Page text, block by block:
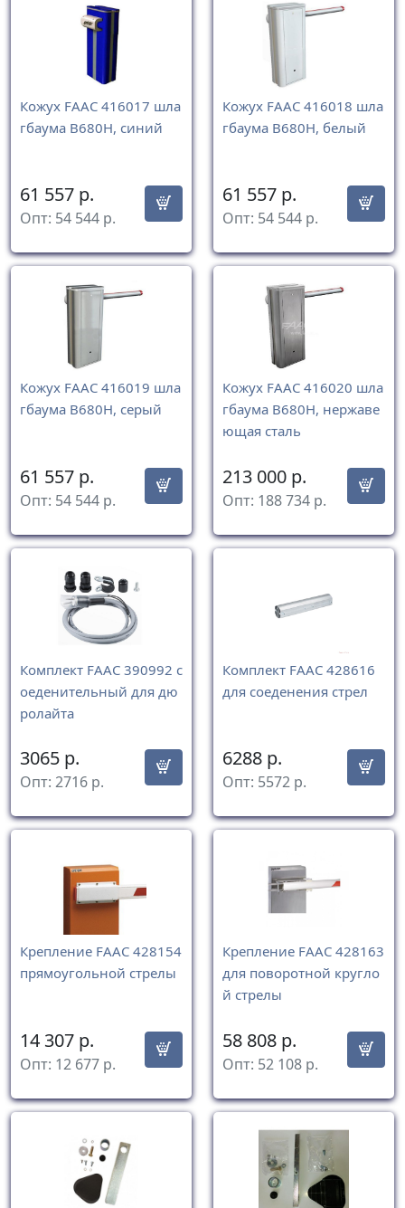
Кожух FAAC 416017 шла
гбаума B680H, синий
61 557 р.
Опт: 54 544 р.
Кожух FAAC 416018 шла
гбаума B680H, белый
61 557 р.
Опт: 54 544 р.
Кожух FAAC 416019 шла
гбаума B680H, серый
61 557 р.
Опт: 54 544 р.
Кожух FAAC 416020 шла
гбаума B680H, нержаве
ющая сталь
213 000 р.
Опт: 188 734 р.
Комплект FAAC 390992 с
оеденительный для дю
ролайта
3065 р.
Опт: 2716 р.
Комплект FAAC 428616
для соеденения стрел
6288 р.
Опт: 5572 р.
Крепление FAAC 428154
прямоугольной стрелы
14 307 р.
Опт: 12 677 р.
Крепление FAAC 428163
для поворотной кругло
й стрелы
58 808 р.
Опт: 52 108 р.